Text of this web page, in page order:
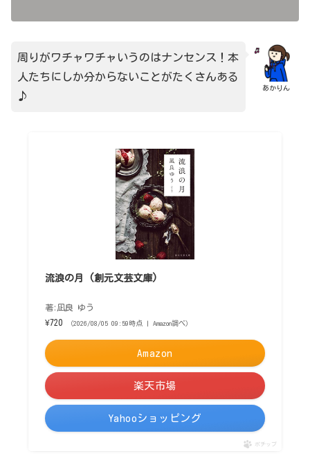
あかりん
周りがワチャワチャいうのはナンセンス！本
人たちにしか分からないことがたくさんある
♪
流浪の月 (創元文芸文庫)
著:凪良 ゆう
¥720
（2026/08/05 09:59時点 | Amazon調べ）
Amazon
楽天市場
Yahooショッピング
ポチップ